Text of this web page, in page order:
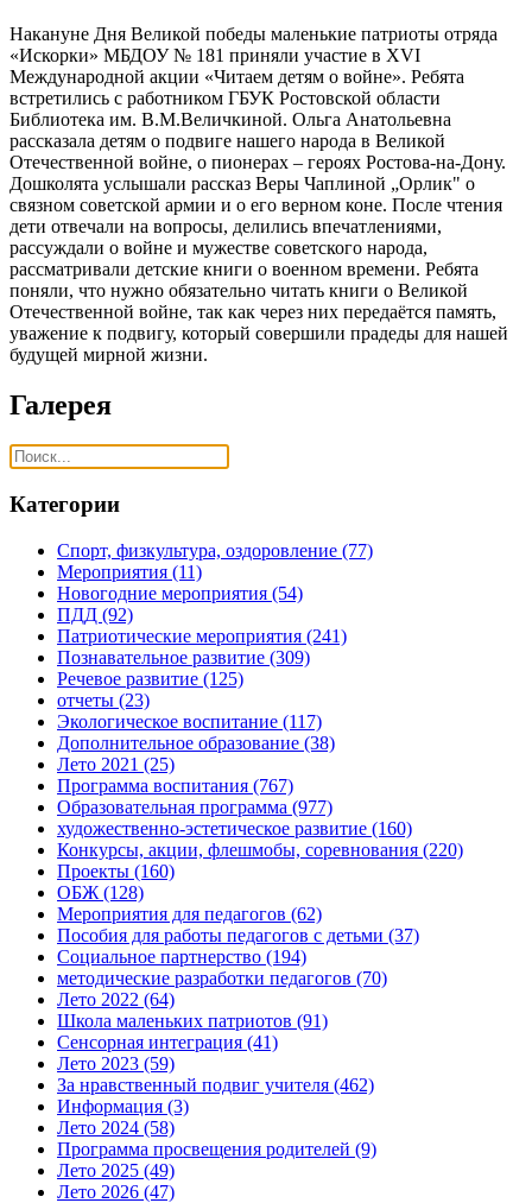
Накануне Дня Великой победы маленькие патриоты отряда
«Искорки» МБДОУ № 181 приняли участие в XVI
Международной акции «Читаем детям о войне». Ребята
встретились с работником ГБУК Ростовской области
Библиотека им. В.М.Величкиной. Ольга Анатольевна
рассказала детям о подвиге нашего народа в Великой
Отечественной войне, о пионерах – героях Ростова-на-Дону.
Дошколята услышали рассказ Веры Чаплиной „Орлик" о
связном советской армии и о его верном коне. После чтения
дети отвечали на вопросы, делились впечатлениями,
рассуждали о войне и мужестве советского народа,
рассматривали детские книги о военном времени. Ребята
поняли, что нужно обязательно читать книги о Великой
Отечественной войне, так как через них передаëтся память,
уважение к подвигу, который совершили прадеды для нашей
будущей мирной жизни.
Галерея
Категории
Спорт, физкультура, оздоровление (77)
Мероприятия (11)
Новогодние мероприятия (54)
ПДД (92)
Патриотические мероприятия (241)
Познавательное развитие (309)
Речевое развитие (125)
отчеты (23)
Экологическое воспитание (117)
Дополнительное образование (38)
Лето 2021 (25)
Программа воспитания (767)
Образовательная программа (977)
художественно-эстетическое развитие (160)
Конкурсы, акции, флешмобы, соревнования (220)
Проекты (160)
ОБЖ (128)
Мероприятия для педагогов (62)
Пособия для работы педагогов с детьми (37)
Социальное партнерство (194)
методические разработки педагогов (70)
Лето 2022 (64)
Школа маленьких патриотов (91)
Сенсорная интеграция (41)
Лето 2023 (59)
За нравственный подвиг учителя (462)
Информация (3)
Лето 2024 (58)
Программа просвещения родителей (9)
Лето 2025 (49)
Лето 2026 (47)